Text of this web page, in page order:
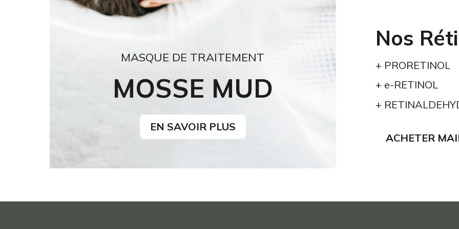
MASQUE DE TRAITEMENT
MOSSE MUD
EN SAVOIR PLUS
Nos
+ PRORETINOL
+ e-RETINOL
+
ACHETER